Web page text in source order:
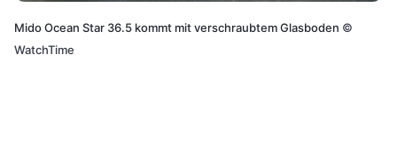
Mido Ocean Star 36.5 kommt mit verschraubtem Glasboden ©
WatchTime